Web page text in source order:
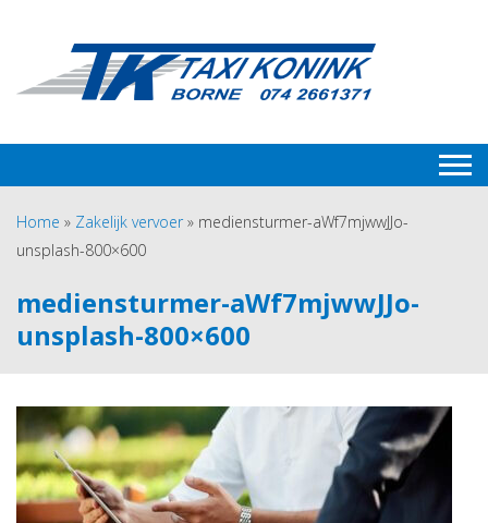
Home » Zakelijk vervoer » mediensturmer-aWf7mjwwJJo-
unsplash-800×600
mediensturmer-aWf7mjwwJJo-
unsplash-800×600